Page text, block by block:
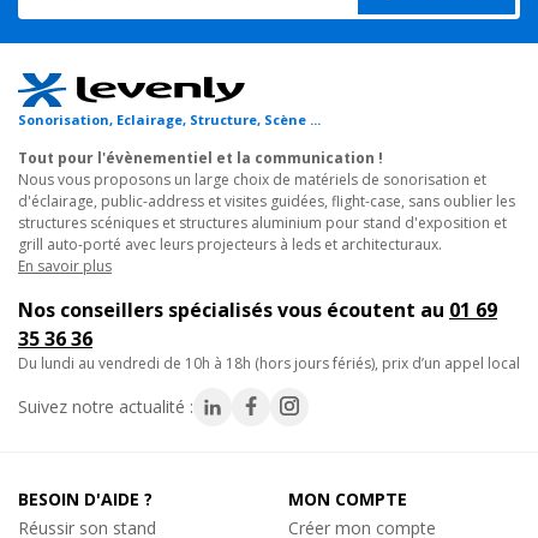
certifié IP55, il est imperméable aux poussières et aux jets
d'eau.
Adapté aux terrasses en extérieur, c'est bien dans les
espacesqu'il donne sa pleine mesure, relié à plusieurs de ses
congénères. Il est muni d'un haut-parleur 5 pouces
RMS de puissance . En ligne 100v, il permet de multiplier les
points de diffusion pour les répliquer à grande distance de son
ampli.
L'Audiophony PHP530 est le pavillon acoustique idéal pour
sonoriser sans limites
lieux fermés ou ouverts, en intérieur comme en extérieur. Il
permet de déployer une sono d'installation
Cette enceinte extérieure regroupe le meilleur de la technologie
Sonorisation, Eclairage, Structure, Scène ...
Tout pour l'évènementiel et la communication !
Nous vous proposons un large choix de matériels de sonorisation et
d'éclairage, public-address et visites guidées, flight-case, sans oublier les
structures scéniques et structures aluminium pour stand d'exposition et
grill auto-porté avec leurs projecteurs à leds et architecturaux.
En savoir plus
Nos conseillers spécialisés vous écoutent au 01 69
35 36 36
du lundi au vendredi de 10h à 18h (hors jours fériés), prix d’un appel local
Suivez notre actualité :
BESOIN D'AIDE ?
Réussir son stand
MON COMPTE
Créer mon compte